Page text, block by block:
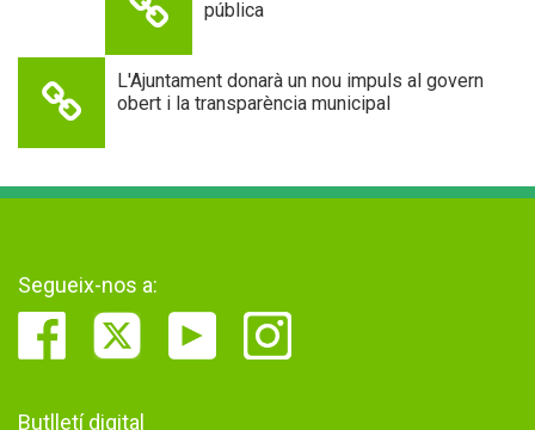
pública
L'Ajuntament donarà un nou impuls al govern
obert i la transparència municipal
Segueix-nos a:
Butlletí digital